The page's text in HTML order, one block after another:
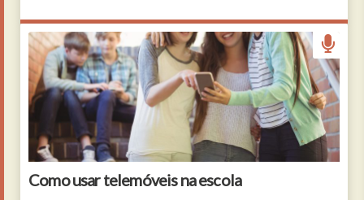
Smiling schoolgirls using mobile phone in corridor at
school
Como usar telemóveis na escola